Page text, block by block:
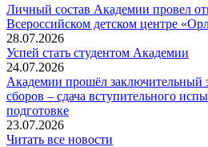
Личный состав Академии провел
Всероссийском детском центре
28.07.2026
️Успей стать студентом Академии
24.07.2026
Академии прошёл заключительный
сборов – сдача вступительного
подготовке
23.07.2026
Читать все новости